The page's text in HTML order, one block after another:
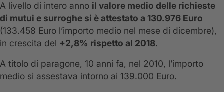
A livello di intero anno il valore medio delle richieste
di mutui e surroghe si è attestato a 130.976 Euro
(133.458 Euro l’importo medio nel mese di dicembre),
in crescita del +2,8% rispetto al 2018.
A titolo di paragone, 10 anni fa, nel 2010, l’importo
medio si assestava intorno ai 139.000 Euro.